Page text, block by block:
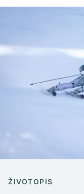
ŽIVOTOPIS